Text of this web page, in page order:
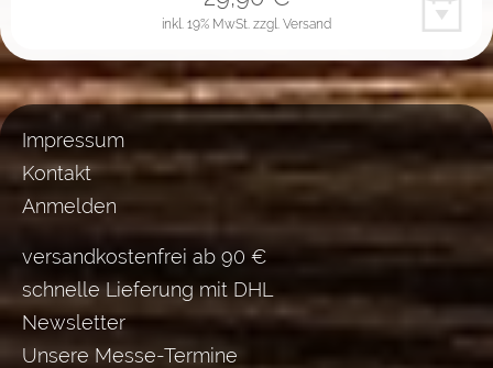
inkl. 19% MwSt. zzgl. Versand
Impressum
Kontakt
Anmelden
versandkostenfrei ab 90 €
schnelle Lieferung mit DHL
Newsletter
Unsere Messe-Termine